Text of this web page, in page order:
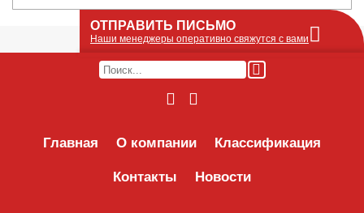
Главная О компании Классификация
Контакты Новости
ОТПРАВИТЬ ПИСЬМО
Наши менеджеры оперативно свяжутся с вами
Оставьте Ваше сообщение или запрос по
его получим по e-mail и оперативно ответим!